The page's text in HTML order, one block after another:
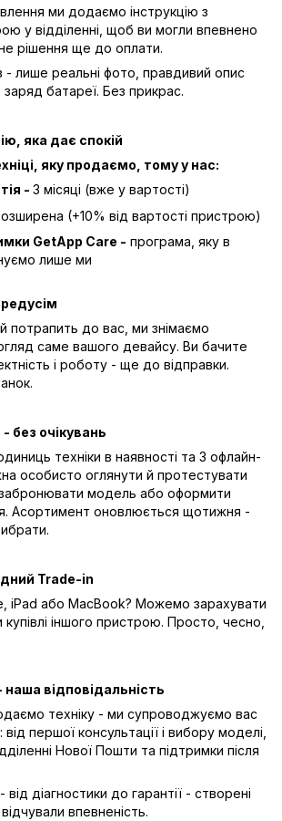
ми додаємо інструкцію з
у відділенні, щоб ви могли впевнено
рішення ще до оплати.
- лише реальні фото, правдивий опис
заряд батареї. Без прикрас.
яка дає спокій
яку продаємо, тому у нас:
- 3 місяці (вже у вартості)
(+10% від вартості пристрою)
GetApp Care - програма, яку в
лише ми
потрапить до вас, ми знімаємо
саме вашого девайсу. Ви бачите
і роботу - ще до відправки.
без очікувань
техніки в наявності та 3 офлайн-
особисто оглянути й протестувати
модель або оформити
Асортимент оновлюється щотижня -
Trade-in
iPad або MacBook? Можемо зарахувати
купівлі іншого пристрою. Просто, чесно,
відповідальність
техніку - ми супроводжуємо вас
першої консультації і вибору моделі,
Нової Пошти та підтримки після
діагностики до гарантії - створені
впевненість.